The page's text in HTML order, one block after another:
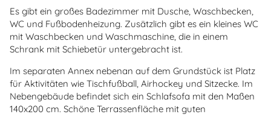
Es gibt ein großes Badezimmer mit Dusche, Waschbecken,
WC und Fußbodenheizung. Zusätzlich gibt es ein kleines WC
mit Waschbecken und Waschmaschine, die in einem
Schrank mit Schiebetür untergebracht ist.
Im separaten Annex nebenan auf dem Grundstück ist Platz
für Aktivitäten wie Tischfußball, Airhockey und Sitzecke. Im
Nebengebäude befindet sich ein Schlafsofa mit den Maßen
140x200 cm. Schöne Terrassenfläche mit guten